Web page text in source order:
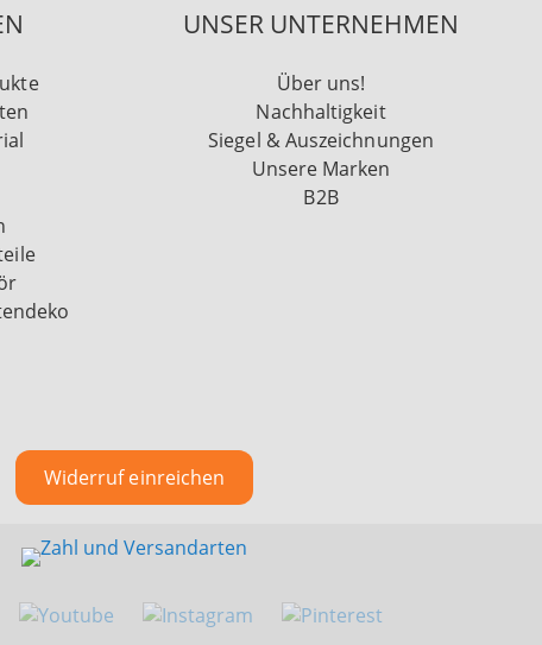
UNSER UNTERNEHMEN
Über uns!
Nachhaltigkeit
Siegel & Auszeichnungen
Unsere Marken
B2B
Widerruf einreichen